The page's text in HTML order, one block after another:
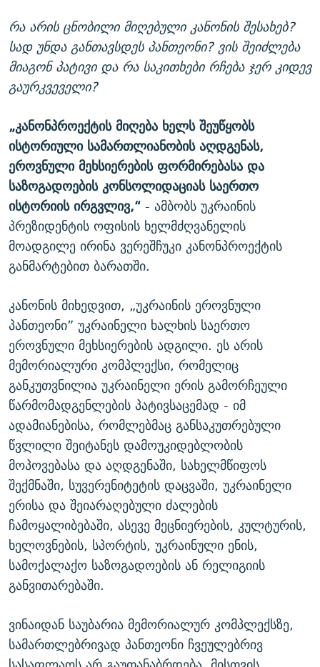
რა არის ცნობილი მიღებული კანონის შესახებ?
სად უნდა განთავსდეს პანთეონი? ვის შეიძლება
მიაგონ პატივი და რა საკითხები რჩება ჯერ კიდევ
გაურკვეველი?
„კანონპროექტის მიღება ხელს შეუწყობს
ისტორიული სამართლიანობის აღდგენას,
ეროვნული მეხსიერების ფორმირებასა და
საზოგადოების კონსოლიდაციას საერთო
ისტორიის ირგვლივ,“- ამბობს უკრაინის
პრეზიდენტის ოფისის ხელმძღვანელის
მოადგილე ირინა ვერეშჩუკი კანონპროექტის
განმარტებით ბარათში.
კანონის მიხედვით, „უკრაინის ეროვნული
პანთეონი” უკრაინელი ხალხის საერთო
ეროვნული მეხსიერების ადგილი. ეს არის
მემორიალური კომპლექსი, რომელიც
განკუთვნილია უკრაინელი ერის გამორჩეული
წარმომადგენლების პატივსაცემად - იმ
ადამიანებისა, რომლებმაც განსაკუთრებული
წვლილი შეიტანეს დამოუკიდებლობის
მოპოვებასა და აღდგენაში, სახელმწიფოს
შექმნაში, სუვერენიტეტის დაცვაში, უკრაინელი
ერისა და შეიარაღებული ძალების
ჩამოყალიბებაში, ასევე მეცნიერების, კულტურის,
ხელოვნების, სპორტის, უკრაინული ენის,
სამოქალაქო საზოგადოების ან რელიგიის
განვითარებაში.
ვინაიდან საუბარია მემორიალურ კომპლექსზე,
სამართლებრივად პანთეონი ჩვეულებრივ